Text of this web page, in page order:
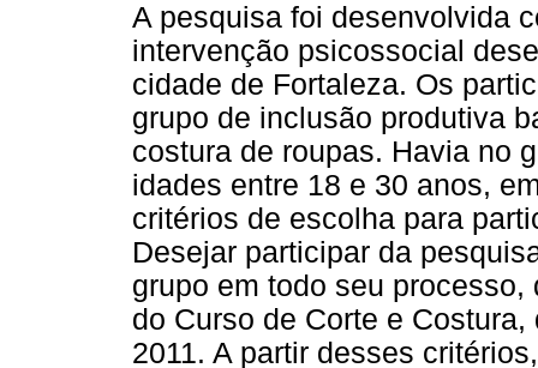
A pesquisa foi desenvolvida
intervenção psicossocial
cidade de Fortaleza. Os
grupo de inclusão produtiva
costura de roupas. Havia no
idades entre 18 e 30 anos,
critérios de escolha para
Desejar participar da
grupo em todo seu
do Curso de Corte e
2011. A partir desses